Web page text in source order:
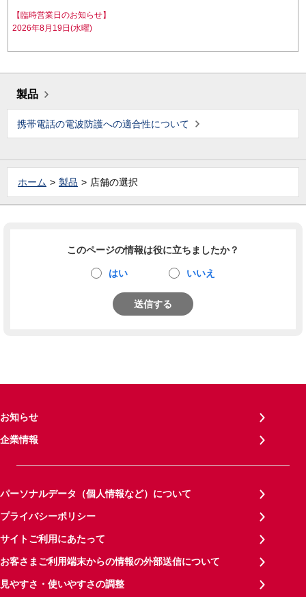
【臨時営業日のお知らせ】
2026年8月19日(水曜)
製品
携帯電話の電波防護への適合性について
ホーム 製品 店舗の選択
このページの情報は役に立ちましたか？
はい いいえ
送信する
お知らせ
企業情報
パーソナルデータ（個人情報など）について
プライバシーポリシー
サイトご利用にあたって
お客さまご利用端末からの情報の外部送信について
見やすさ・使いやすさの調整